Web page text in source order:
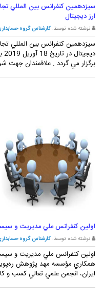
سيزدهمين کنفرانس بين المللي
ارز ديجيتال
نوشته شده توسط: کارشناس گروه
سيزدهمين کنفرانس بين المللي
برگزار مي گردد . علاقمندان جهت
اولين کنفرانس ملي مديريت و
نوشته شده توسط: کارشناس گروه
اولين کنفرانس ملي مديريت و
همکاري مؤسسه مهد پژوهش
ايران، انجمن علمي تعالي کسب و